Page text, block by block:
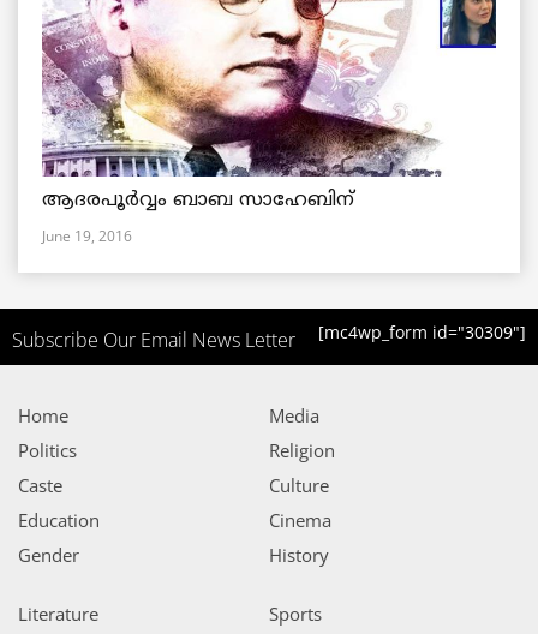
ആദരപൂര്‍വ്വം ബാബ സാഹേബിന്
June 19, 2016
Subscribe Our Email News Letter [mc4wp_form id="30309"]
Home
Politics
Caste
Education
Gender
Media
Religion
Culture
Cinema
History
Literature
Sports